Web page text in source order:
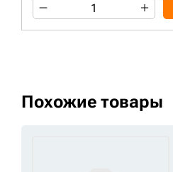
Похожие товары